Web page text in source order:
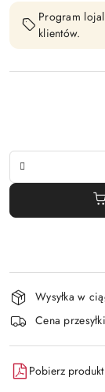
Program
klientów.
i
dostawa
Wysyłka w
Cena
Pobierz